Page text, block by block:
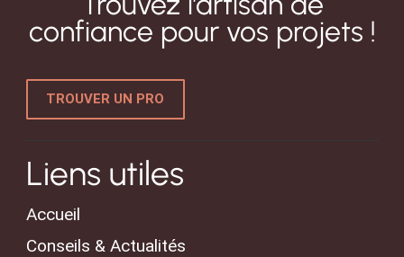
confiance pour vos projets !
TROUVER UN PRO
Liens utiles
Accueil
Conseils & Actualités